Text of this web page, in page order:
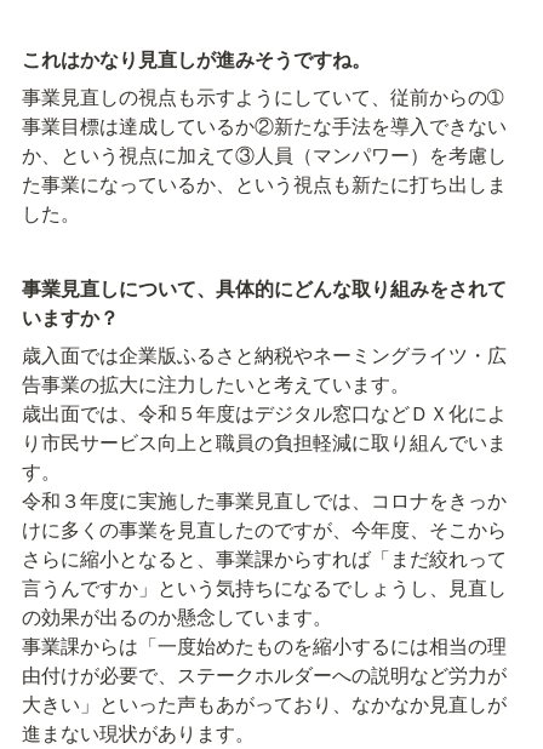
これはかなり見直しが進みそうですね。
事業見直しの視点も示すようにしていて、従前からの➀
事業目標は達成しているか②新たな手法を導入できない
か、という視点に加えて③人員（マンパワー）を考慮し
た事業になっているか、という視点も新たに打ち出しま
した。
事業見直しについて、具体的にどんな取り組みをされて
いますか？
歳入面では企業版ふるさと納税やネーミングライツ・広
告事業の拡大に注力したいと考えています。
歳出面では、令和５年度はデジタル窓口などＤＸ化によ
り市民サービス向上と職員の負担軽減に取り組んでいま
す。
令和３年度に実施した事業見直しでは、コロナをきっか
けに多くの事業を見直したのですが、今年度、そこから
さらに縮小となると、事業課からすれば「まだ絞れって
言うんですか」という気持ちになるでしょうし、見直し
の効果が出るのか懸念しています。
事業課からは「一度始めたものを縮小するには相当の理
由付けが必要で、ステークホルダーへの説明など労力が
大きい」といった声もあがっており、なかなか見直しが
進まない現状があります。